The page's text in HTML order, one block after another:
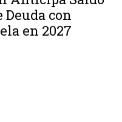
Deuda con
en 2027